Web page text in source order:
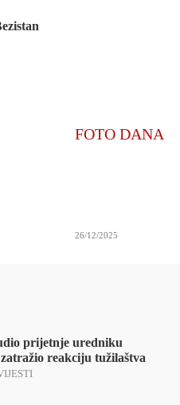
FOTO DANA
26/12/2025
prijetnje uredniku
reakciju tužilaštva